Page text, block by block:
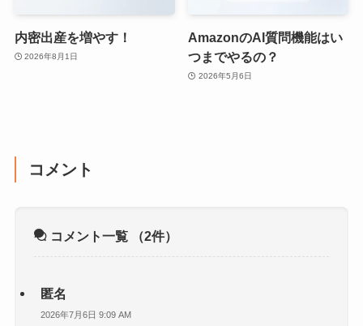
内密出産を増やす！
2026年8月1日
AmazonのAI質問機能はい
つまでやるの？
2026年5月6日
コメント
コメント一覧 （2件）
匿名
2026年7月6日 9:09 AM